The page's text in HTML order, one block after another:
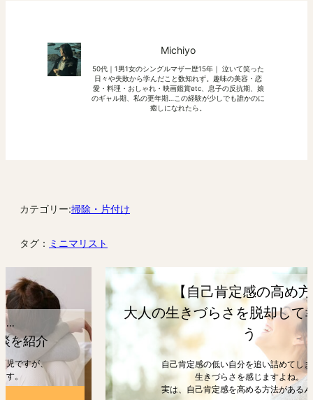
Michiyo
50代｜1男1女のシングルマザー歴15年｜ 泣いて笑った
日々や失敗から学んだこと数知れず。趣味の美容・恋
愛・料理・おしゃれ・映画鑑賞etc、息子の反抗期、娘
のギャル期、私の更年期…この経験が少しでも誰かのに
癒しになれたら。
カテゴリー:掃除・片付け
タグ： ミニマリスト
【自己肯定感の高め方】
大人の生きづらさを脱却して幸せになろ
う
自己肯定感の低い自分を追い詰めてしまうと、
生きづらさを感じますよね。
実は、自己肯定感を高める方法があるんです。